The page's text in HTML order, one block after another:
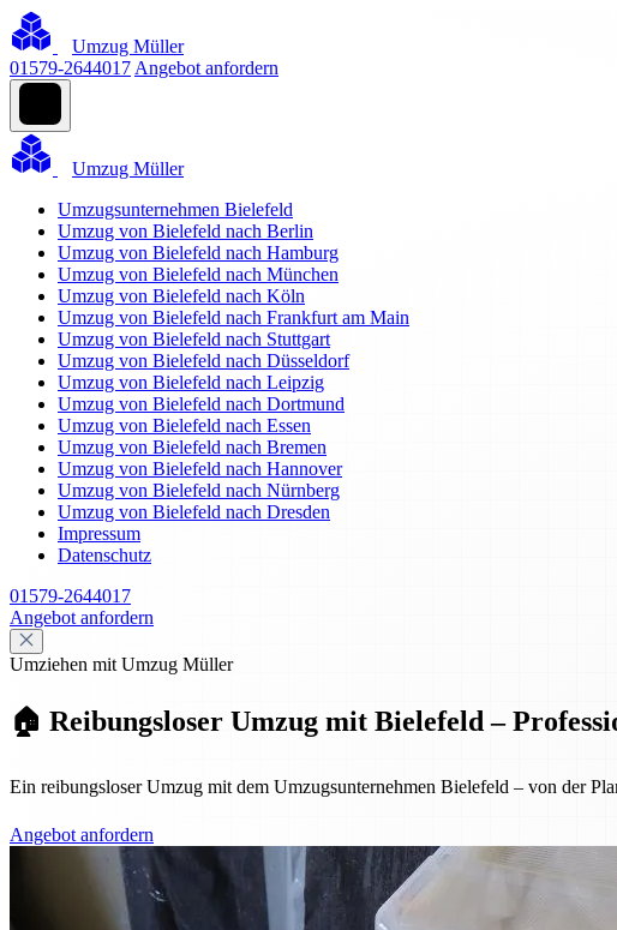
Umzug Müller
01579-2644017 Angebot anfordern
Umzug Müller
Umzugsunternehmen Bielefeld
Umzug von Bielefeld nach Berlin
Umzug von Bielefeld nach Hamburg
Umzug von Bielefeld nach München
Umzug von Bielefeld nach Köln
Umzug von Bielefeld nach Frankfurt am Main
Umzug von Bielefeld nach Stuttgart
Umzug von Bielefeld nach Düsseldorf
Umzug von Bielefeld nach Leipzig
Umzug von Bielefeld nach Dortmund
Umzug von Bielefeld nach Essen
Umzug von Bielefeld nach Bremen
Umzug von Bielefeld nach Hannover
Umzug von Bielefeld nach Nürnberg
Umzug von Bielefeld nach Dresden
Impressum
Datenschutz
01579-2644017
Angebot anfordern
Umziehen mit Umzug Müller
🏠 Reibungsloser Umzug mit Bielefeld –
Ein reibungsloser Umzug mit dem Umzugsunternehmen Bielefeld – von der
Angebot anfordern